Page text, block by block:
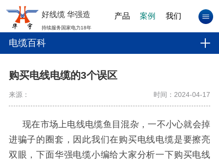
好线缆 华强造
持续服务国家电力18年
产品 案例 我们
电缆百科
购买电线电缆的3个误区
来源： 时间：2024-04-17
现在市场上电线电缆鱼目混杂，一不小心就会掉
进骗子的圈套，因此我们在购买电线电缆是要擦亮
双眼，下面华强电缆小编给大家分析一下购买电线